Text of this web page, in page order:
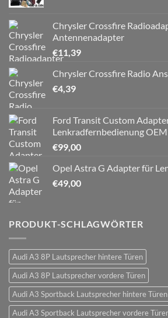
Chrysler Crossfire
Antennenadapter
€11,39
Chrysler Crossfire Radio
€4,39
Ford Transit Custom
Lenkradfernbedienung
€99,00
Opel Astra G Adapter für
€49,00
PRODUKT-SCHLAGWÖRTER
Audi A3 8P Lautsprecher hintere Türen
Audi A3 8P Lautsprecher vordere Türen
Audi A3 Sportback Lautsprecher hintere Türen
Audi A3 Sportback Lautsprecher vordere